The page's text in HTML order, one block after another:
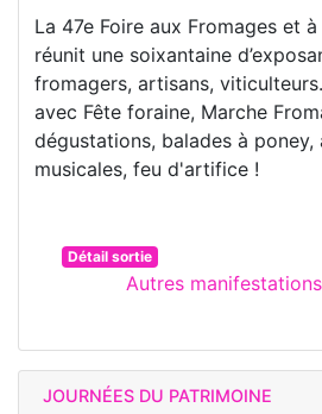
La 47e Foire aux Fromages et
réunit une soixantaine
fromagers, artisans,
avec Fête foraine, Marche
dégustations, balades à poney,
musicales, feu d'artifice !
Détail sortie
Autres
JOURNÉES DU PATRIMOINE